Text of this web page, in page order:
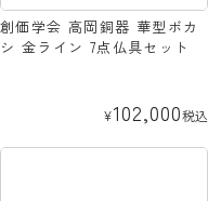
創価学会 高岡銅器 華型ボカ
シ 金ライン 7点仏具セット
¥102,000税込